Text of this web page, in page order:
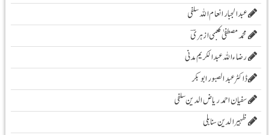
عبدالجبار انعام اللہ سلفی
محمد مصطفیٰ کعبی ازہریؔ
رضاء اللہ عبد الکریم مدنی
ڈاکٹر عبد الصبور ابو بکر
سفیان احمد ریاض الدین سلفی
ظہیرالدین سنابلی